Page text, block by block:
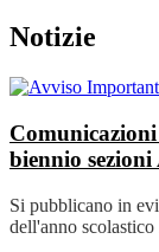
Notizie
Comunicazioni
biennio sezioni
Si pubblicano in
dell'anno